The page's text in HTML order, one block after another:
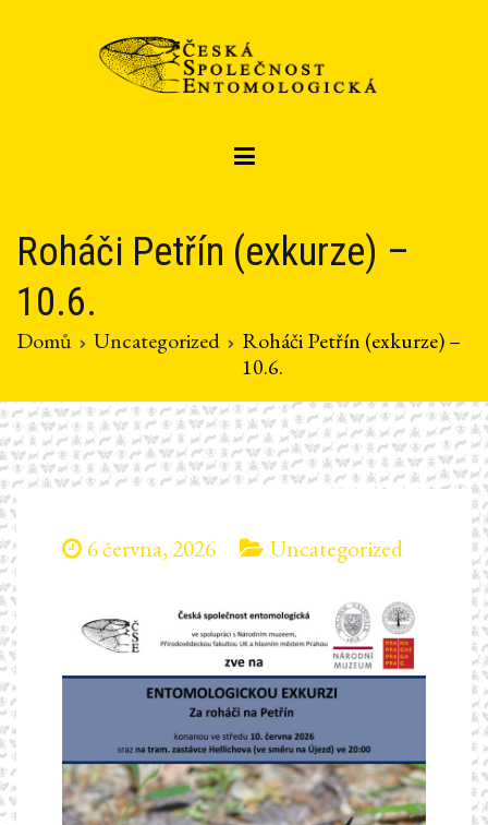
Roháči Petřín (exkurze) –
10.6.
Domů Uncategorized
Roháči Petřín (exkurze) –
10.6.
6 června, 2026 Uncategorized